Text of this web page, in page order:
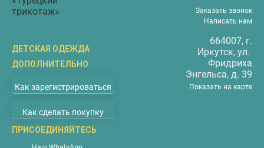
Заказать звонок
Написать нам
664007, г.
Иркутск, ул.
Фридриха
Энгельса, д. 39
Показать на карте
ДЕТСКАЯ ОДЕЖДА
Бриджи
Джемперы
Жилеты
ДОПОЛНИТЕЛЬНО
Доставка
Оплата
Покупателям
Как зарегистрироваться
Как сделать покупку
ПРИСОЕДИНЯЙТЕСЬ